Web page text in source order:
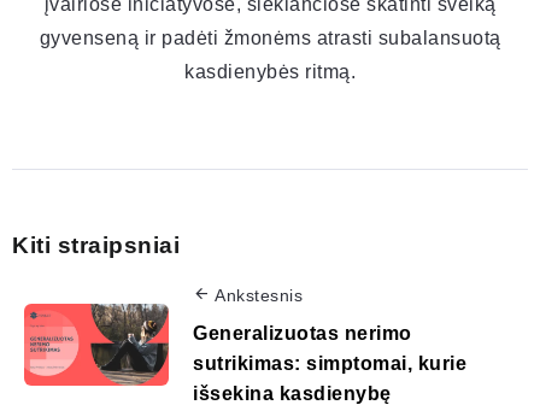
įvairiose iniciatyvose, siekiančiose skatinti sveiką
gyvenseną ir padėti žmonėms atrasti subalansuotą
kasdienybės ritmą.
Kiti straipsniai
Ankstesnis
Generalizuotas nerimo
sutrikimas: simptomai, kurie
išsekina kasdienybę